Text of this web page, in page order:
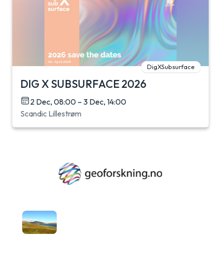
DigXSubsurface
DIG X SUBSURFACE 2026
2 Dec, 08:00 – 3 Dec, 14:00
Scandic Lillestrøm